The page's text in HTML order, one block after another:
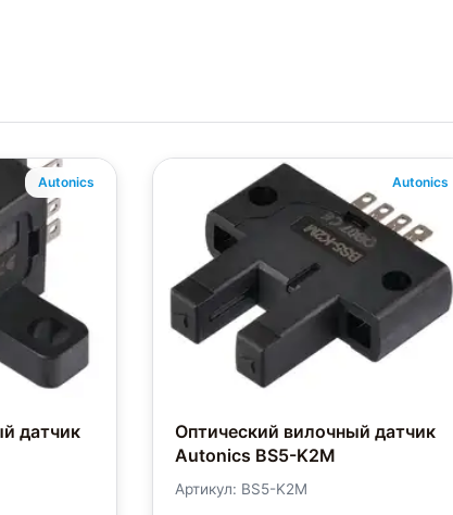
Autonics
датчик
Autonics
Оптический вилочный датчик
Autonics BS5-K2M
Артикул: BS5-K2M